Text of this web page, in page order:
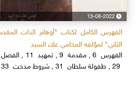
13-08-2022
الفهرس الكامل لكتاب "أوهام الذات
الثاني" لمؤلفه المحامي علاء السيد
الفهرس 6 , مقدمة 9